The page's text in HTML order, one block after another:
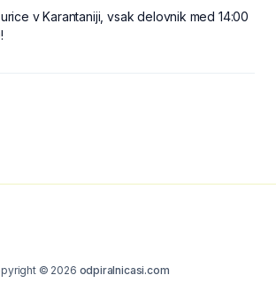
v Karantaniji, vsak delovnik med 14:00
© 2026 odpiralnicasi.com